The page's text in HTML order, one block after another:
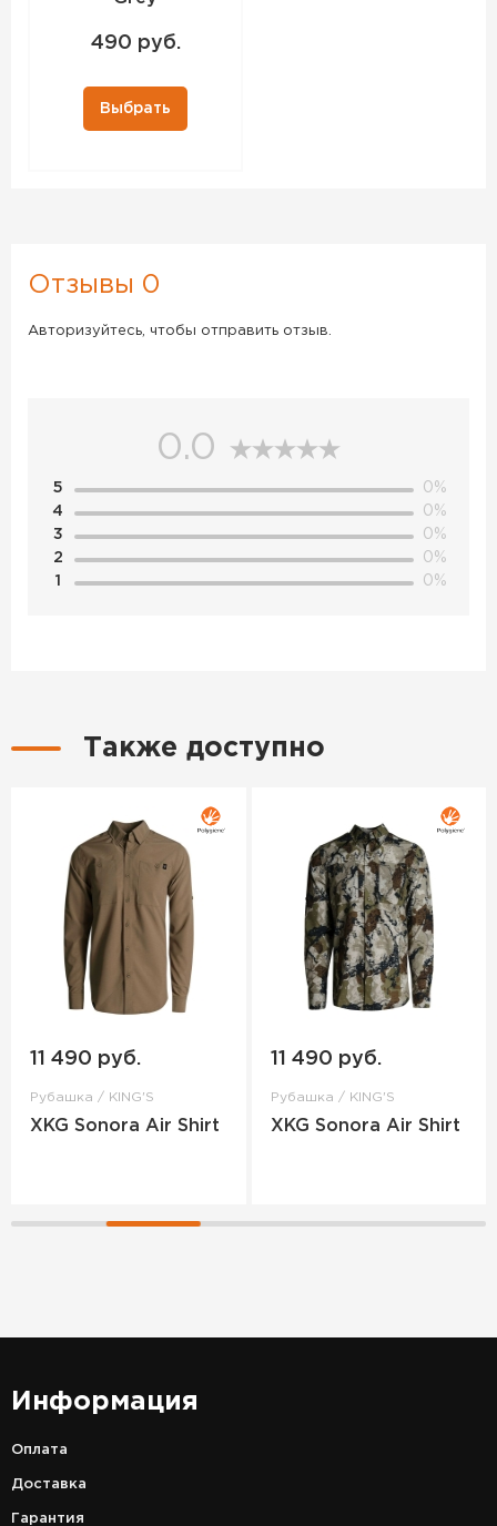
490 руб.
Выбрать
Отзывы 0
Авторизуйтесь, чтобы отправить отзыв.
0.0
5
0%
4
0%
3
0%
2
0%
1
0%
Также доступно
11 490 руб.
Рубашка / KING'S
XKG Sonora Air Shirt
11 490 руб.
Рубашка / KING'S
XKG Sonora Air Shirt
Информация
Оплата
Доставка
Гарантия